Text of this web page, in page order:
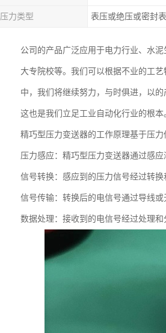
压力类型 表压或绝压或密封
公司的产品广泛应用于电力行业、水
大专院校等。我们可以根据不业的工
中，我们将继续努力，与时俱进，以
这也是我们立足工业自动化行业的根本
精巧型压力变送器的工作原理基于压力
压力感应：精巧型压力变送器通过感
信号转换：感应到的压力信号经过转
信号传输：转换后的电信号通过导线
数据处理：接收到的电信号经过处理